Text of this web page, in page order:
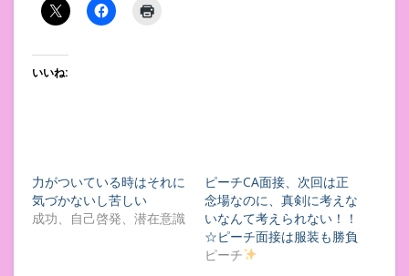
いいね:
力がついている時はそれに
気づかないし苦しい
成功、自己啓発、潜在意識
ピーチCA面接、次回は正
念場なのに、真剣に考えな
いなんて考えられない！！
☆ピーチ面接は服装も勝負
ピーチ